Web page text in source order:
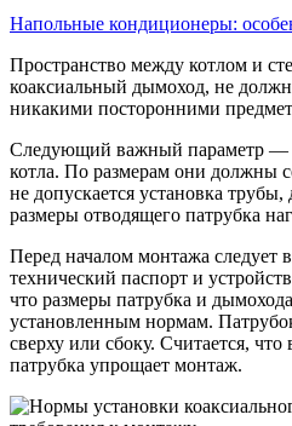
Напольные кондиционеры:
Пространство между котлом и
коаксиальный дымоход, не
никакими посторонними
Следующий важный параметр —
котла. По размерам они должны
не допускается установка
размеры отводящего патрубка
Перед началом монтажа следует
технический паспорт и
что размеры патрубка и
установленным нормам.
сверху или сбоку. Считается,
патрубка упрощает монтаж.